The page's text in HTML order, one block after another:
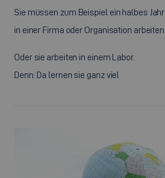
Sie müssen zum Beispiel ein halbes Jahr
in einer Firma oder Organisation arbeiten.
Oder sie arbeiten in einem Labor.
Denn: Da lernen sie ganz viel